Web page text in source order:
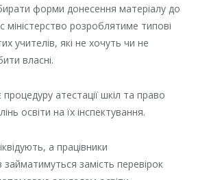
форми донесення матеріалу до
міністерство розроблятиме типові
учителів, які не хочуть чи не
власні.
атестації шкіл та право
освіти на їх інспектування.
а працівники
займатимуться замість перевірок